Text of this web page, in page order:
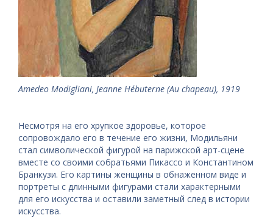
Amedeo Modigliani, Jeanne Hébuterne (Au chapeau), 1919
Несмотря на его хрупкое здоровье, которое
сопровождало его в течение его жизни, Модильяни
стал символической фигурой на парижской арт-сцене
вместе со своими собратьями Пикассо и Константином
Бранкузи. Его картины женщины в обнаженном виде и
портреты с длинными фигурами стали характерными
для его искусства и оставили заметный след в истории
искусства.